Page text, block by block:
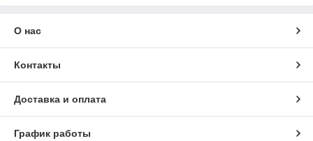
О нас
Контакты
Доставка и оплата
График работы